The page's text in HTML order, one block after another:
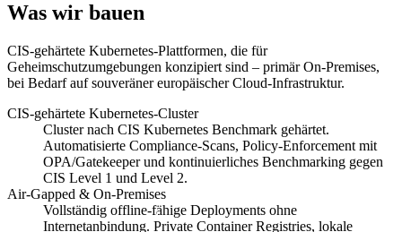
Was wir bauen
CIS-gehärtete Kubernetes-Plattformen, die für
Geheimschutzumgebungen konzipiert sind – primär On-Premises,
bei Bedarf auf souveräner europäischer Cloud-Infrastruktur.
CIS-gehärtete Kubernetes-Cluster
Cluster nach CIS Kubernetes Benchmark gehärtet.
Automatisierte Compliance-Scans, Policy-Enforcement mit
OPA/Gatekeeper und kontinuierliches Benchmarking gegen
CIS Level 1 und Level 2.
Air-Gapped & On-Premises
Vollständig offline-fähige Deployments ohne
Internetanbindung. Private Container Registries, lokale